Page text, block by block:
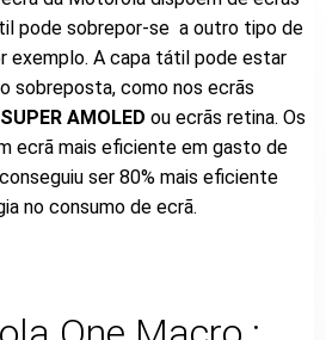
pode sobrepor-se a outro tipo de
exemplo. A capa tátil pode estar
sobreposta, como nos ecrãs
AMOLED ou ecrãs retina. Os
ecrã mais eficiente em gasto de
ser 80% mais eficiente
no consumo de ecrã.